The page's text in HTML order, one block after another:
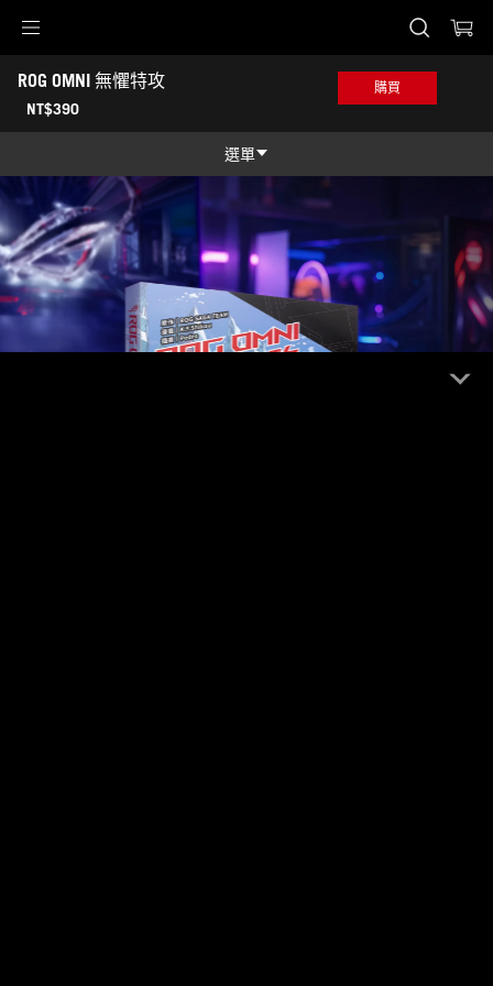
Accessibility links
Skip to content
Accessibility Help
Skip to Menu
ASUS 頁尾
ROG OMNI 無懼特攻
NT$390
購買
選單
功能特色
功能特色
技術規格
產品圖照
哪裡買